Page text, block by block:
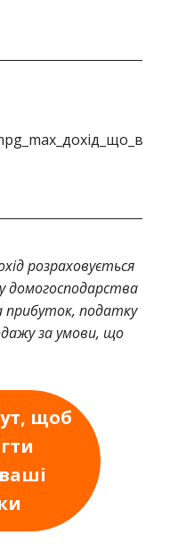
розраховується
домогосподарства
прибуток, податку
за умови, що
щоб